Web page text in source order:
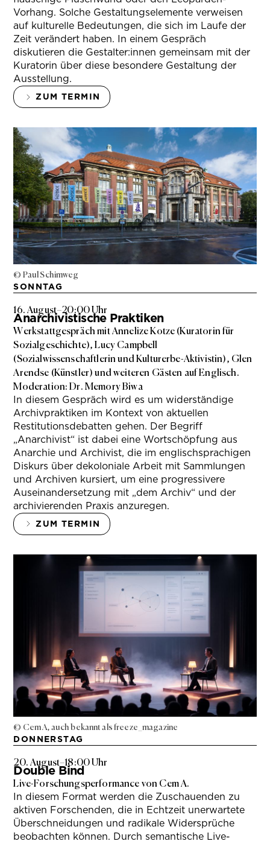
Vorhang. Solche Gestaltungselemente verweisen
auf kulturelle Bedeutungen, die sich im Laufe der
Zeit verändert haben. In einem Gespräch
diskutieren die Gestalter:innen gemeinsam mit der
Kuratorin über diese besondere Gestaltung der
Ausstellung.
ZUM TERMIN
© Paul Schimweg
SONNTAG
16. August–20:00 Uhr
Anarchivistische Praktiken
Werkstattgespräch mit Annelize Kotze (Kuratorin für
Sozialgeschichte), Lucy Campbell
(Sozialwissenschaftlerin und Kulturerbe-Aktivistin), Glen
Arendse (Künstler) und weiteren Gästen auf Englisch.
Moderation: Dr. Memory Biwa
In diesem Gespräch wird es um widerständige
Archivpraktiken im Kontext von aktuellen
Restitutionsdebatten gehen. Der Begriff
„Anarchivist“ ist dabei eine Wortschöpfung aus
Anarchie und Archivist, die im englischsprachigen
Diskurs über dekoloniale Arbeit mit Sammlungen
und Archiven kursiert, um eine progressivere
Auseinandersetzung mit „dem Archiv“ und der
archivierenden Praxis anzuregen.
ZUM TERMIN
© Cem A, auch bekannt als freeze_magazine
DONNERSTAG
20. August–18:00 Uhr
Double Bind
Live-Forschungsperformance von Cem A.
In diesem Format werden die Zuschauenden zu
aktiven Forschenden, die in Echtzeit unerwartete
Überschneidungen und radikale Widersprüche
beobachten können. Durch semantische Live-